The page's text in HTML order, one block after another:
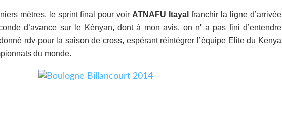
mètres, le sprint final pour voir ATNAFU Itayal franchir la ligne d’arrivée
d’avance sur le Kényan, dont à mon avis, on n' a pas fini d’entendre
rdv pour la saison de cross, espérant réintégrer l’équipe Elite du Kenya
du monde.